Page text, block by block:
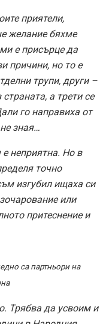
приятели,
желание бяхме
е присърце да
причини, но то е
трупи, други –
а трети се
го направиха от
зная…
е неприятна. Но в
точно
изгубил ищаха си
или
притеснение и
са партньори на
Трябва да усвоим и